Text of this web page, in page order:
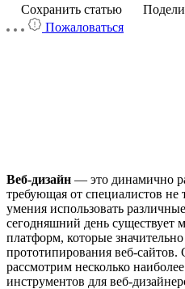
Сохранить статью
Пожаловаться
Веб-дизайн — это динамично
требующая от специалистов не
умения использовать
сегодняшний день существует
платформ, которые
прототипирования веб-сайтов.
рассмотрим несколько
инструментов для веб-